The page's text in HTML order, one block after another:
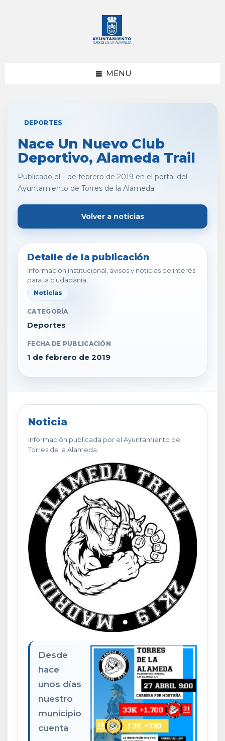
MENU
DEPORTES
Nace Un Nuevo Club
Deportivo, Alameda Trail
Publicado el 1 de febrero de 2019 en el portal del
Ayuntamiento de Torres de la Alameda.
Volver a noticias
Detalle de la publicación
Información institucional, avisos y noticias de interés
para la ciudadanía.
Noticias
CATEGORÍA
Deportes
FECHA DE PUBLICACIÓN
1 de febrero de 2019
Noticia
Información publicada por el Ayuntamiento de
Torres de la Alameda.
Desde
hace
unos días
nuestro
municipio
cuenta